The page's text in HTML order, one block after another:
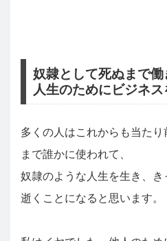
奴隷として死ぬまで
人生のためにビジネ
多くの人はこれからも当た
まで誰かに使われて、
奴隷のような人生を生き、
逝くことになると思います。